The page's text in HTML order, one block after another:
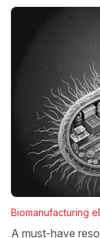
Biomanufacturing
A must-have